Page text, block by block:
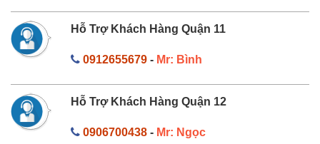
Hỗ Trợ Khách Hàng Quận 11
0912655679- Mr: Bình
Hỗ Trợ Khách Hàng Quận 12
0906700438- Mr: Ngọc